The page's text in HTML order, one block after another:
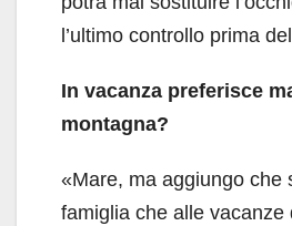
l’ultimo controllo prima
In vacanza preferisce
montagna?
«Mare, ma aggiungo che
famiglia che alle vacanze